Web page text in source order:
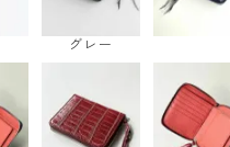
グレー